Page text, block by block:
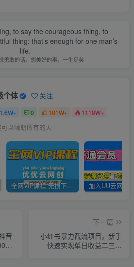
to say the courageous thing, to
thing: that’s enough for one man’s
life.
勇敢的话，想美好的事，一生足矣
个体 关注
1.6W+ 0 101W+ 1119W+
以晴朗所有的天
全网VIP课程 无损下载~
音
下一篇
小红书暴力截流项目，新手
快速实现单日收益二三百